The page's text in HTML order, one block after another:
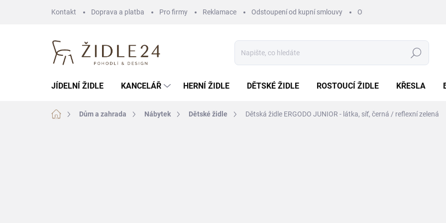
Kontakt Doprava a platba Pro firmy Reklamace Odstoupení od kupní smlouvy Obchodní podmínky
Hledat
JÍDELNÍ ŽIDLE KANCELÁŘ HERNÍ ŽIDLE DĚTSKÉ ŽIDLE ROSTOUCÍ ŽIDLE KŘESLA
Domů Dům a zahrada Nábytek Dětské židle Dětská židle ERGODO JUNIOR - látka, síť, černá / reflexní zelená